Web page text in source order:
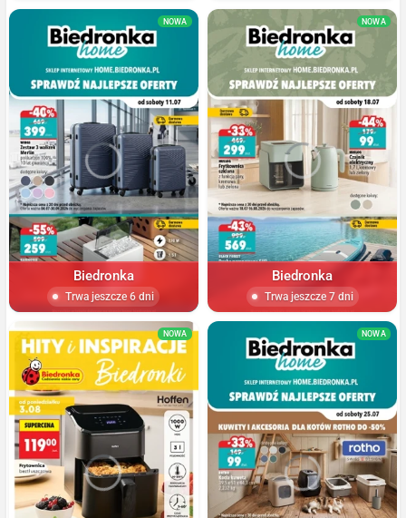
NOWA
Biedronka
Trwa jeszcze 6 dni
NOWA
Biedronka
Trwa jeszcze 7 dni
NOWA NOWA